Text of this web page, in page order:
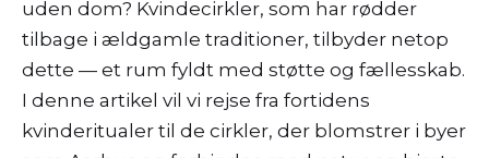
uden dom? Kvindecirkler, som har rødder
tilbage i ældgamle traditioner, tilbyder netop
dette — et rum fyldt med støtte og fællesskab.
I denne artikel vil vi rejse fra fortidens
kvinderitualer til de cirkler, der blomstrer i byer